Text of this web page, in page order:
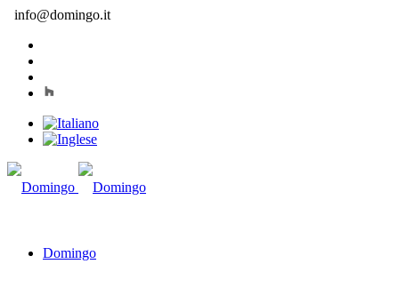
info@domingo.it
Domingo